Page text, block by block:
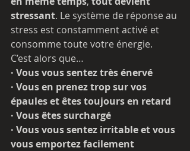
stressant. Le système de réponse au
stress est constamment activé et
consomme toute votre énergie.
C’est alors que…
· Vous vous sentez très énervé
· Vous en prenez trop sur vos
épaules et êtes toujours en retard
· Vous êtes surchargé
· Vous vous sentez irritable et vous
vous emportez facilement